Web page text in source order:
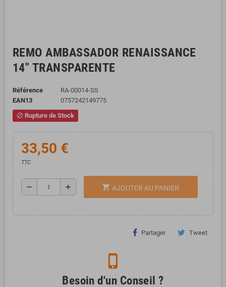
REMO AMBASSADOR RENAISSANCE
14" TRANSPARENTE
Référence
RA-00014-SS
EAN13
0757242149775
block Rupture de Stock
33,50 €
TTC
remove add shopping_cart AJOUTER AU PANIER
Partager Tweet
phone_iphone
Besoin d'un Conseil ?